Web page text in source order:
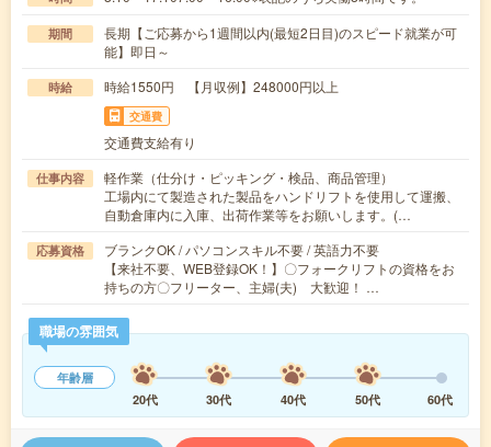
期間
長期【ご応募から1週間以内(最短2日目)のスピード就業が可
能】即日～
時給 時給1550円 【月収例】248000円以上
交通費
交通費支給有り
仕事内容
軽作業（仕分け・ピッキング・検品、商品管理）
工場内にて製造された製品をハンドリフトを使用して運搬、
自動倉庫内に入庫、出荷作業等をお願いします。(…
応募資格
ブランクOK / パソコンスキル不要 / 英語力不要
【来社不要、WEB登録OK！】〇フォークリフトの資格をお
持ちの方〇フリーター、主婦(夫) 大歓迎！ …
職場の雰囲気
年齢層
20代
30代 40代 50代 60代